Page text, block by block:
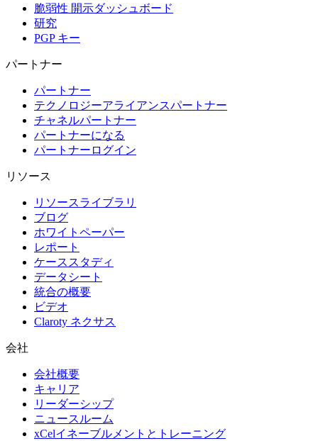
脆弱性 開示ダッシュボード
研究
PGP キー
パートナー
パートナー
テクノロジーアライアンスパートナー
チャネルパートナー
パートナーになる
パートナーログイン
リソース
リソースライブラリ
ブログ
ホワイトペーパー
レポート
ケーススタディ
データシート
統合の概要
ビデオ
Claroty ネクサス
会社
会社概要
キャリア
リーダーシップ
ニュースルーム
xCelイネーブルメントとトレーニング